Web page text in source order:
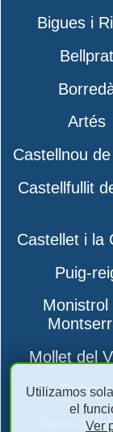
Bigues i
Bellprat
Artés
Castellnou
Castellfullit
Castellet i la
Puig-
Monistrol
Mollet del
Polinyà
lona-
Utilizamos
el
Ver